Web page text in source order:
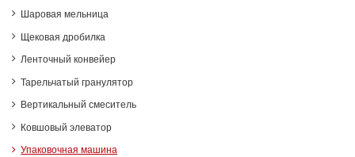
Шаровая мельница
Щековая дробилка
Ленточный конвейер
Тарельчатый гранулятор
Вертикальный смеситель
Ковшовый элеватор
Упаковочная машина